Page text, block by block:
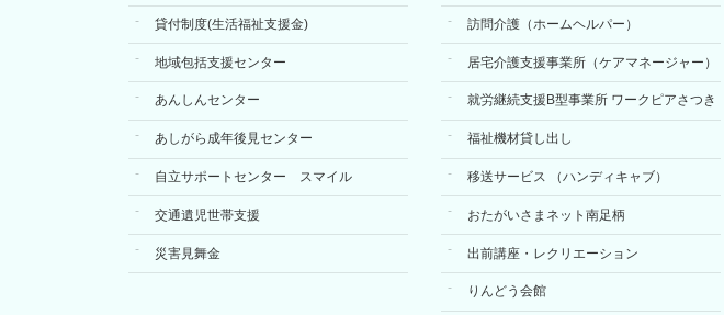
貸付制度(生活福祉支援金)
地域包括支援センター
あんしんセンター
あしがら成年後見センター
自立サポートセンター スマイル
交通遺児世帯支援
災害見舞金
訪問介護（ホームヘルパー）
居宅介護支援事業所（ケアマネージャー）
就労継続支援B型事業所 ワークピアさつき
福祉機材貸し出し
移送サービス （ハンディキャブ）
おたがいさまネット南足柄
出前講座・レクリエーション
りんどう会館